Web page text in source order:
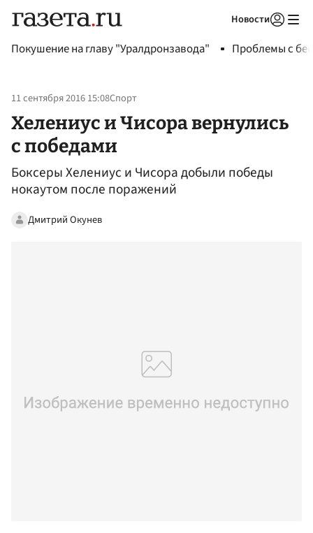
Новости
Покушение на главу "Уралдронзавода" Проблемы с
11 сентября 2016 15:08Спорт
Хелениус и Чисора вернулись
с победами
Боксеры Хелениус и Чисора добыли победы
нокаутом после поражений
Дмитрий Окунев